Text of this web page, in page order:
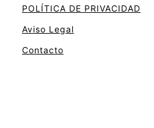
POLÍTICA DE PRIVACIDAD
Aviso Legal
Contacto